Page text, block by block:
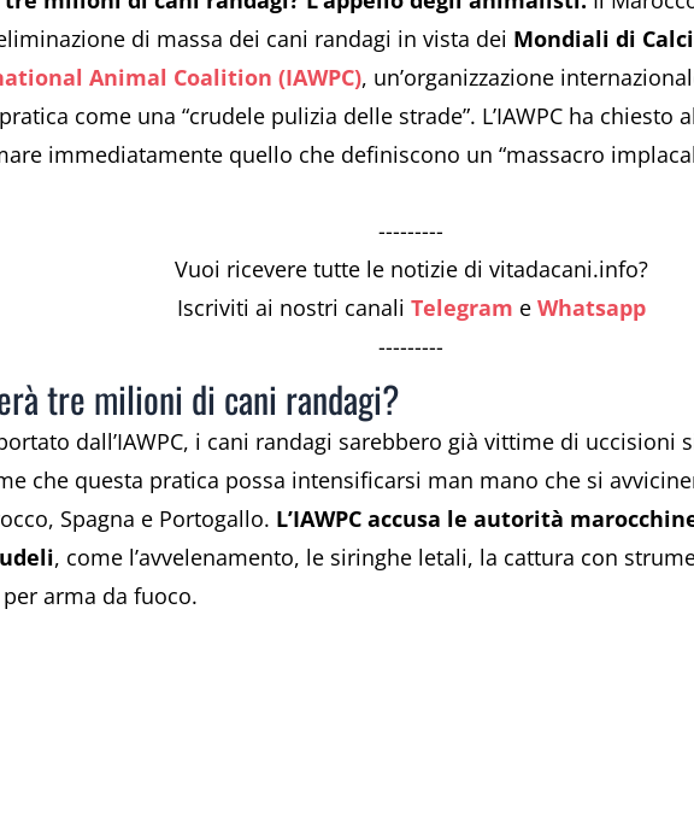
di massa dei cani randagi in vista dei Mondiali di
Animal Coalition (IAWPC), un’organizzazione
come una “crudele pulizia delle strade”. L’IAWPC ha chiesto
immediatamente quello che definiscono un “massacro
---------
Vuoi ricevere tutte le notizie di vitadacani.info?
Iscriviti ai nostri canali Telegram e Whatsapp
---------
tre milioni di cani randagi?
dall’IAWPC, i cani randagi sarebbero già vittime di uccisioni
che questa pratica possa intensificarsi man mano che si
Spagna e Portogallo. L’IAWPC accusa le autorità
, come l’avvelenamento, le siringhe letali, la cattura con
arma da fuoco.